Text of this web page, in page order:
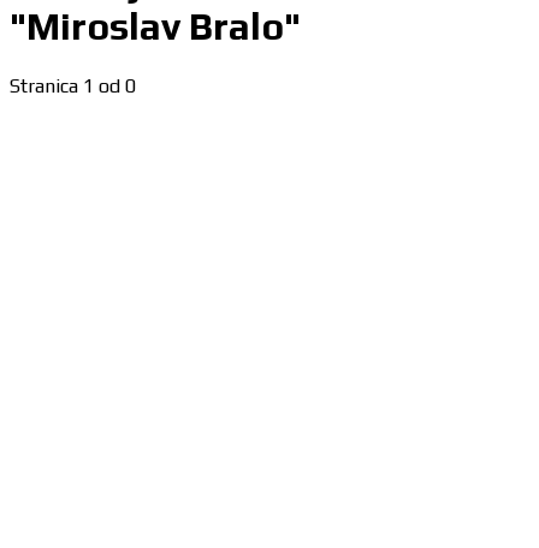
"Miroslav Bralo"
Stranica 1 od 0